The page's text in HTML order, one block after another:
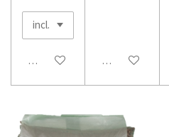
In winkelwagen In winkelwagen